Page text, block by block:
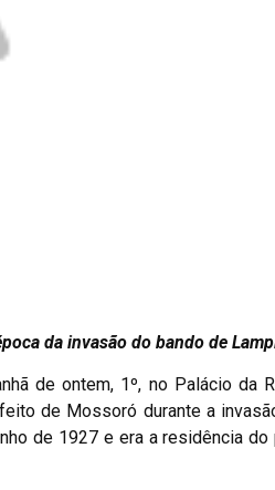
da invasão do bando de
de ontem, 1º, no Palácio da
de Mossoró durante a
de 1927 e era a residência